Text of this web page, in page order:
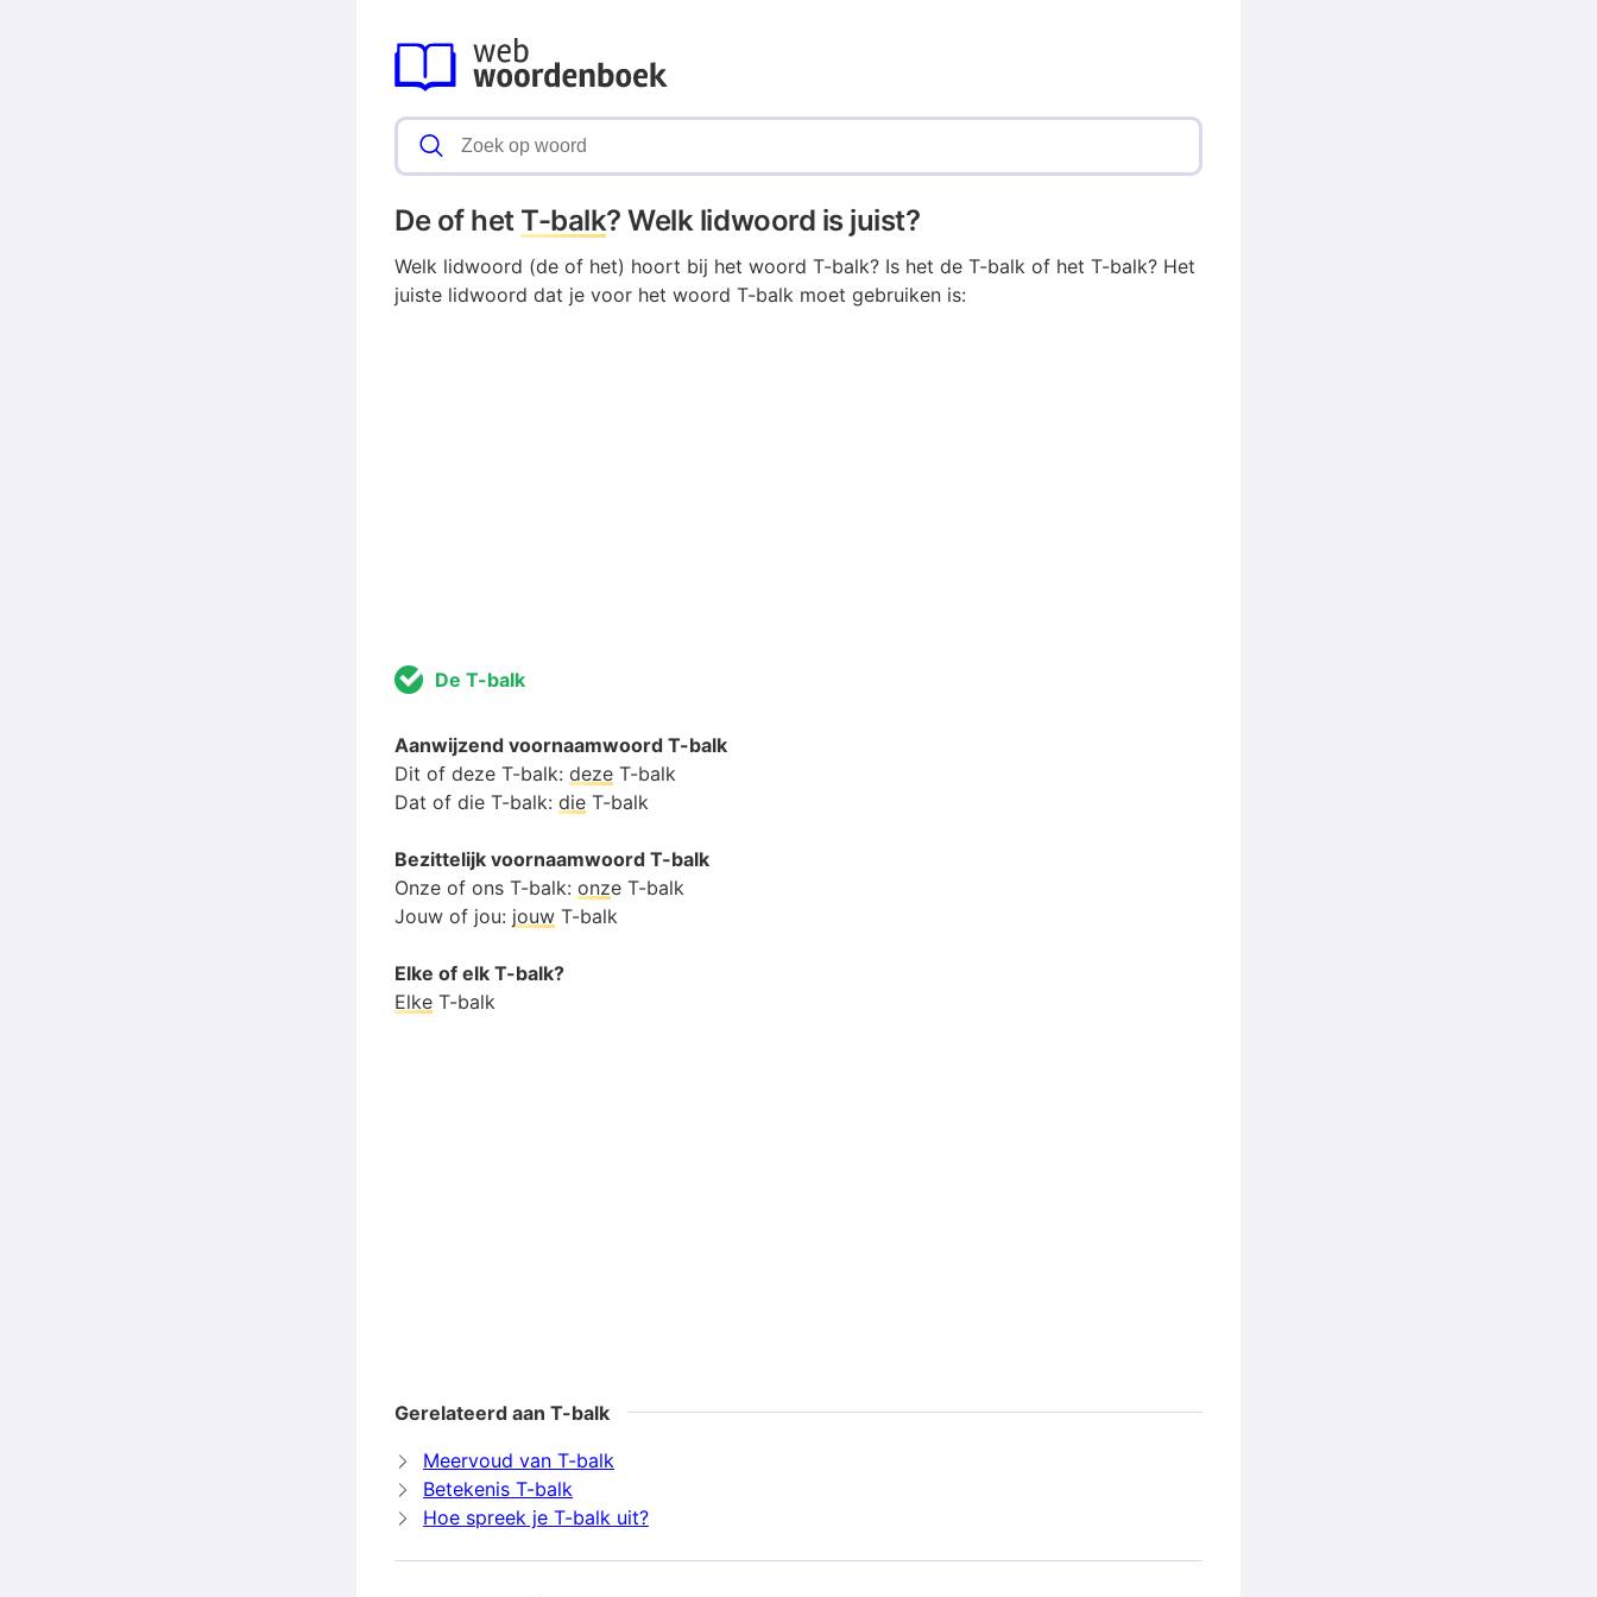
De of het T-balk? Welk lidwoord is juist?
Welk lidwoord (de of het) hoort bij het woord T-balk? Is het de T-balk of het T-balk? Het
juiste lidwoord dat je voor het woord T-balk moet gebruiken is:
De T-balk
Aanwijzend voornaamwoord T-balk
Dit of deze T-balk: deze T-balk
Dat of die T-balk: die T-balk
Bezittelijk voornaamwoord T-balk
Onze of ons T-balk: onze T-balk
Jouw of jou: jouw T-balk
Elke of elk T-balk?
Elke T-balk
Gerelateerd aan T-balk
Meervoud van T-balk
Betekenis T-balk
Hoe spreek je T-balk uit?